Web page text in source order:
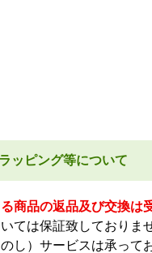
ッピング等について
商品の返品及び交換は
ては保証致しておりま
し）サービスは承って